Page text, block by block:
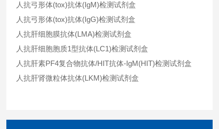
人抗弓形体(tox)抗体(IgM)检测试剂盒
人抗弓形体(tox)抗体(IgG)检测试剂盒
人抗肝细胞膜抗体(LMA)检测试剂盒
人抗肝细胞胞质1型抗体(LC1)检测试剂盒
人抗肝素PF4复合物抗体/HIT抗体-IgM(HIT)检测试剂盒
人抗肝肾微粒体抗体(LKM)检测试剂盒